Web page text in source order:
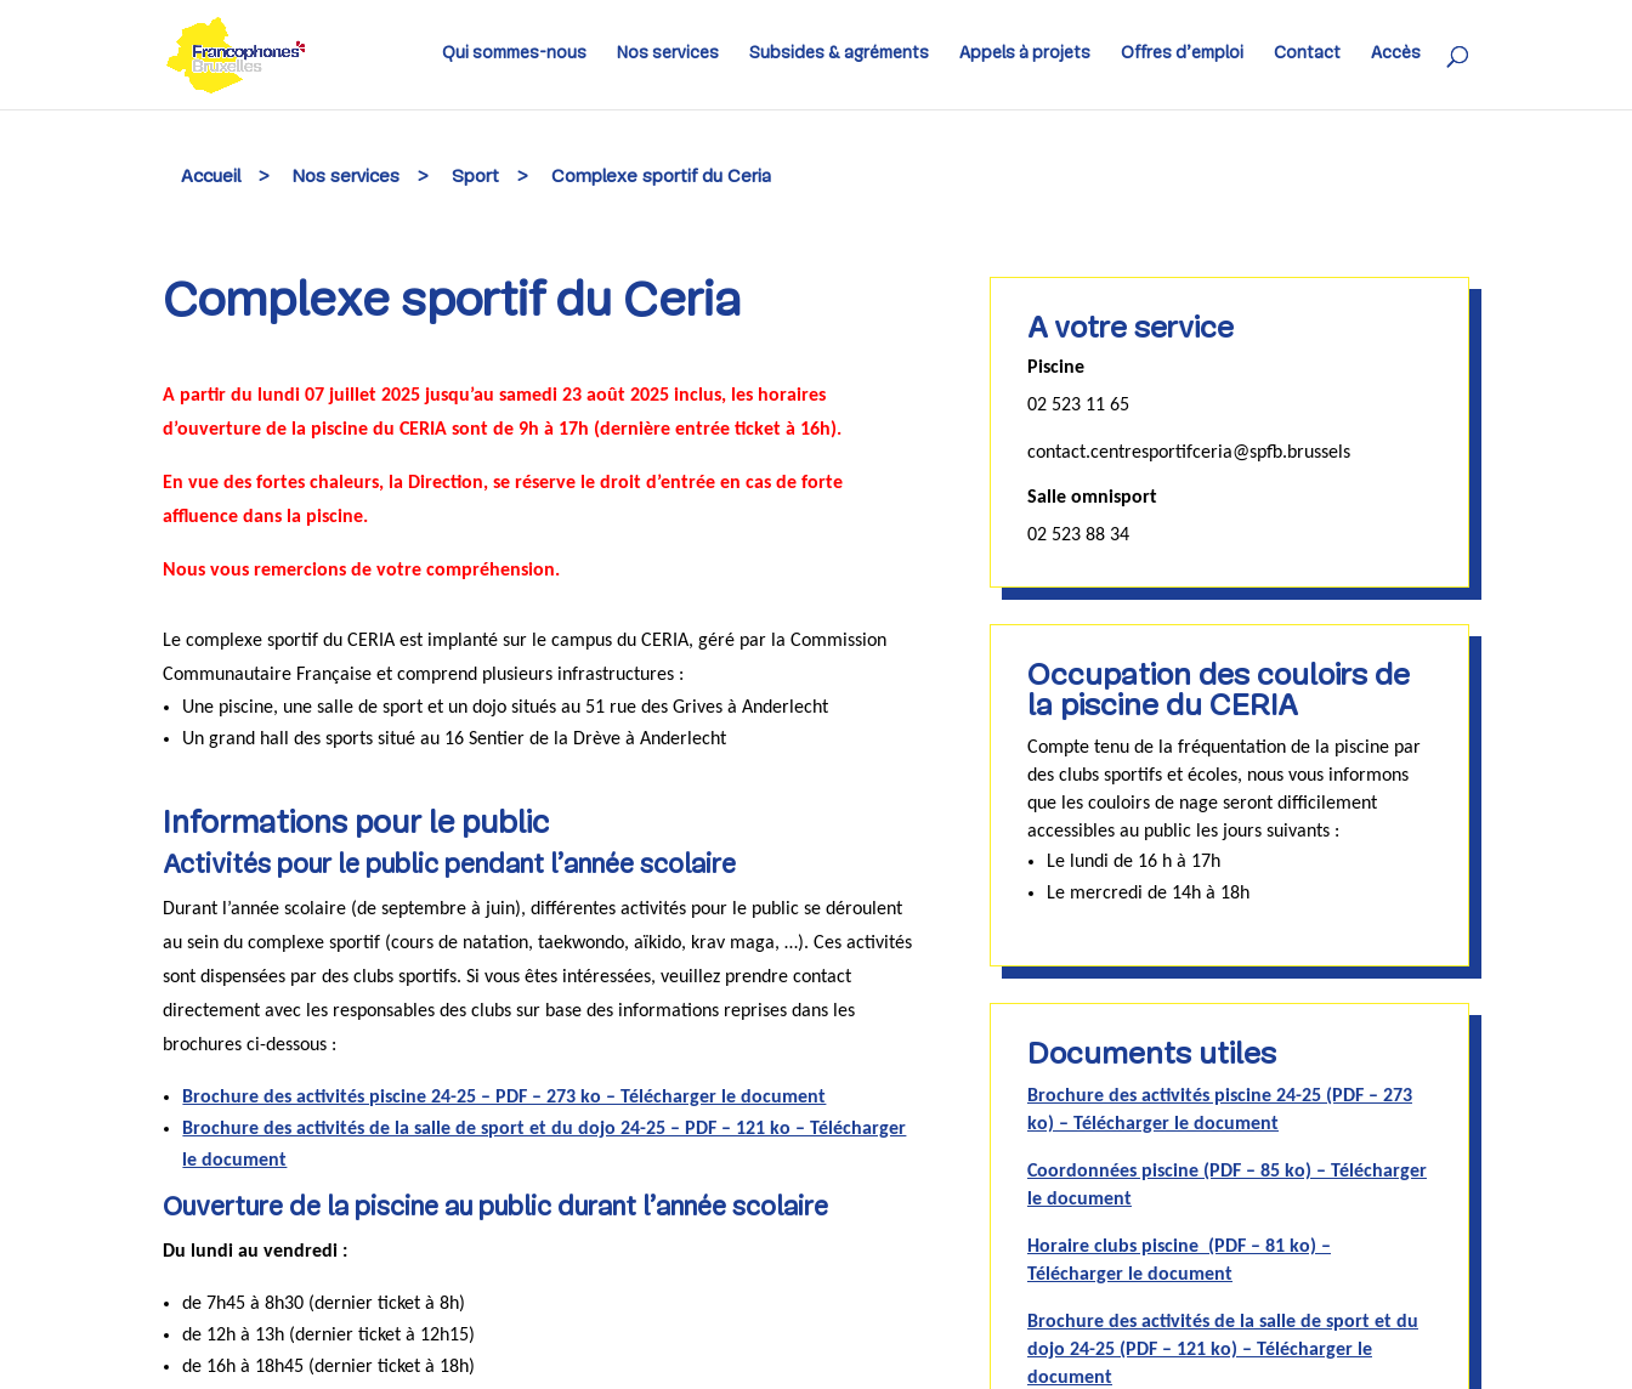
Qui sommes-nous Nos services Subsides & agréments Appels à projets Offres d’emploi Contact Accès
Accueil > Nos services > Sport > Complexe sportif du Ceria
Complexe sportif du Ceria
A partir du lundi 07 juillet 2025 jusqu’au samedi 23 août 2025 inclus, les horaires
d’ouverture de la piscine du CERIA sont de 9h à 17h (dernière entrée ticket à 16h).
En vue des fortes chaleurs, la Direction, se réserve le droit d’entrée en cas de forte
affluence dans la piscine.
Nous vous remercions de votre compréhension.
Le complexe sportif du CERIA est implanté sur le campus du CERIA, géré par la Commission
Communautaire Française et comprend plusieurs infrastructures :
Une piscine, une salle de sport et un dojo situés au 51 rue des Grives à Anderlecht
Un grand hall des sports situé au 16 Sentier de la Drève à Anderlecht
Informations pour le public
Activités pour le public pendant l’année scolaire
Durant l’année scolaire (de septembre à juin), différentes activités pour le public se déroulent
au sein du complexe sportif (cours de natation, taekwondo, aïkido, krav maga, …). Ces activités
sont dispensées par des clubs sportifs. Si vous êtes intéressées, veuillez prendre contact
directement avec les responsables des clubs sur base des informations reprises dans les
brochures ci-dessous :
Brochure des activités piscine 24-25 – PDF – 273 ko – Télécharger le document
Brochure des activités de la salle de sport et du dojo 24-25 – PDF – 121 ko – Télécharger
le document
Ouverture de la piscine au public durant l’année scolaire
Du lundi au vendredi :
de 7h45 à 8h30 (dernier ticket à 8h)
de 12h à 13h (dernier ticket à 12h15)
de 16h à 18h45 (dernier ticket à 18h)
A votre service
Piscine
02 523 11 65
contact.centresportifceria@spfb.brussels
Salle omnisport
02 523 88 34
Occupation des couloirs de
la piscine du CERIA
Compte tenu de la fréquentation de la piscine par
des clubs sportifs et écoles, nous vous informons
que les couloirs de nage seront difficilement
accessibles au public les jours suivants :
Le lundi de 16 h à 17h
Le mercredi de 14h à 18h
Documents utiles
Brochure des activités piscine 24-25 (PDF – 273
ko) – Télécharger le document
Coordonnées piscine (PDF – 85 ko) – Télécharger
le document
Horaire clubs piscine (PDF – 81 ko) –
Télécharger le document
Brochure des activités de la salle de sport et du
dojo 24-25 (PDF – 121 ko) – Télécharger le
document